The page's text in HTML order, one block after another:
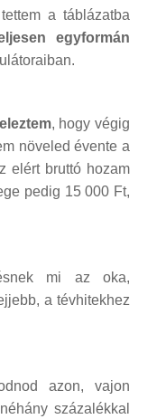
a táblázatba
egyformán
, hogy végig
növeled évente a
elért bruttó hozam
pedig 15 000 Ft,
mi az oka,
a tévhitekhez
azon, vajon
százalékkal